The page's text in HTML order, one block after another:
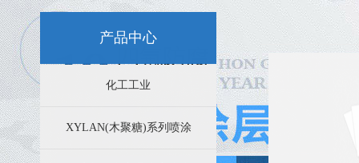
苏州特氟龙喷涂后的不粘性能分析
苏州特氟龙喷涂效果的影响因素
苏州四氟防腐科技有限公司业务简介
特氟龙涂层加工效果好的效果主要因素都有哪些方面
产品中心
化工工业
XYLAN(木聚糖)系列喷涂